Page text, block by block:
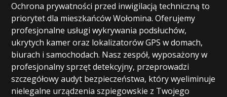
Ochrona prywatności przed inwigilacją techniczną to
priorytet dla mieszkańców Wołomina. Oferujemy
profesjonalne usługi wykrywania podsłuchów,
ukrytych kamer oraz lokalizatorów GPS w domach,
biurach i samochodach. Nasz zespół, wyposażony w
profesjonalny sprzęt detekcyjny, przeprowadzi
szczegółowy audyt bezpieczeństwa, który wyeliminuje
nielegalne urządzenia szpiegowskie z Twojego